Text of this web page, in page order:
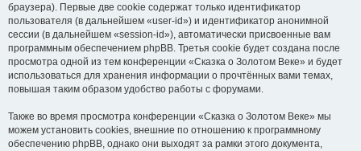
браузера). Первые две cookie содержат только идентификатор
пользователя (в дальнейшем «user-id») и идентификатор анонимной
сессии (в дальнейшем «session-id»), автоматически присвоенные вам
программным обеспечением phpBB. Третья cookie будет создана после
просмотра одной из тем конференции «Сказка о Золотом Веке» и будет
использоваться для хранения информации о прочтённых вами темах,
повышая таким образом удобство работы с форумами.
Также во время просмотра конференции «Сказка о Золотом Веке» мы
можем установить cookies, внешние по отношению к программному
обеспечению phpBB, однако они выходят за рамки этого документа,